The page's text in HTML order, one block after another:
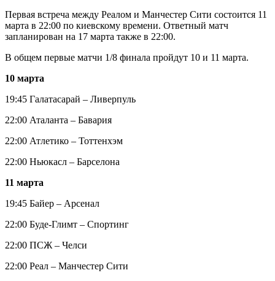
Первая встреча между Реалом и Манчестер Сити состоится 11
марта в 22:00 по киевскому времени. Ответный матч
запланирован на 17 марта также в 22:00.
В общем первые матчи 1/8 финала пройдут 10 и 11 марта.
10 марта
19:45 Галатасарай – Ливерпуль
22:00 Аталанта – Бавария
22:00 Атлетико – Тоттенхэм
22:00 Ньюкасл – Барселона
11 марта
19:45 Байер – Арсенал
22:00 Буде-Глимт – Спортинг
22:00 ПСЖ – Челси
22:00 Реал – Манчестер Сити